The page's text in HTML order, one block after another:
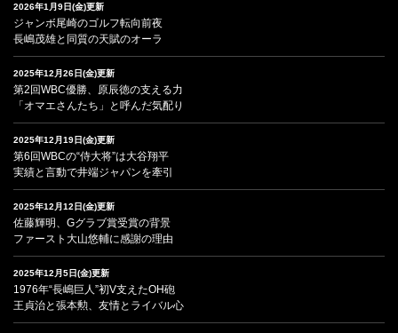
2026年1月9日(金)更新
ジャンボ尾崎のゴルフ転向前夜
長嶋茂雄と同質の天賦のオーラ
2025年12月26日(金)更新
第2回WBC優勝、原辰徳の支える力
「オマエさんたち」と呼んだ気配り
2025年12月19日(金)更新
第6回WBCの“侍大将”は大谷翔平
実績と言動で井端ジャパンを牽引
2025年12月12日(金)更新
佐藤輝明、Gグラブ賞受賞の背景
ファースト大山悠輔に感謝の理由
2025年12月5日(金)更新
1976年“長嶋巨人”初V支えたOH砲
王貞治と張本勲、友情とライバル心